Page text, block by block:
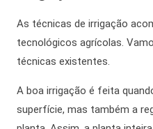
As técnicas de irrigação
tecnológicos agrícolas.
técnicas existentes.
A boa irrigação é feita
superfície, mas também a